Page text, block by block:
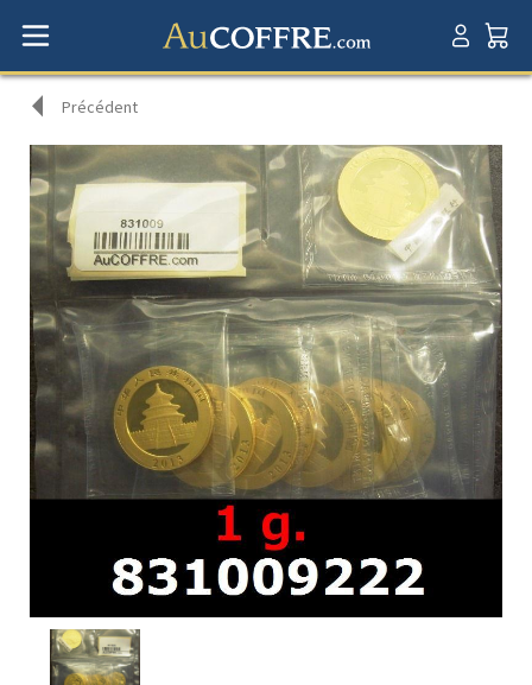
Précédent
Avers
produit